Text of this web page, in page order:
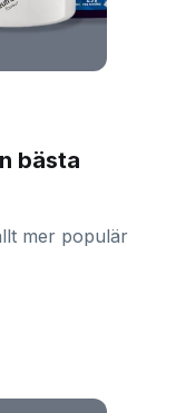
bästa
mer populär